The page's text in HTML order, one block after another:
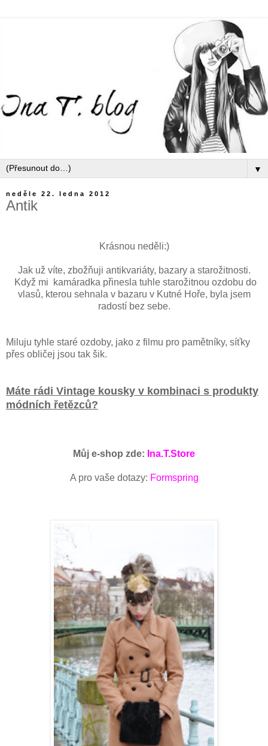
▼
neděle 22. ledna 2012
Antik
Krásnou neděli:)
Jak už víte, zbožňuji antikvariáty, bazary a starožitnosti.
Když mi kamáradka přinesla tuhle starožitnou ozdobu do
vlasů, kterou sehnala v bazaru v Kutné Hoře, byla jsem
radostí bez sebe.
Miluju tyhle staré ozdoby, jako z filmu pro pamětníky, síťky
přes obličej jsou tak šik.
Máte rádi Vintage kousky v kombinaci s produkty
módních řetězců?
Můj e-shop zde: Ina.T.Store
A pro vaše dotazy: Formspring